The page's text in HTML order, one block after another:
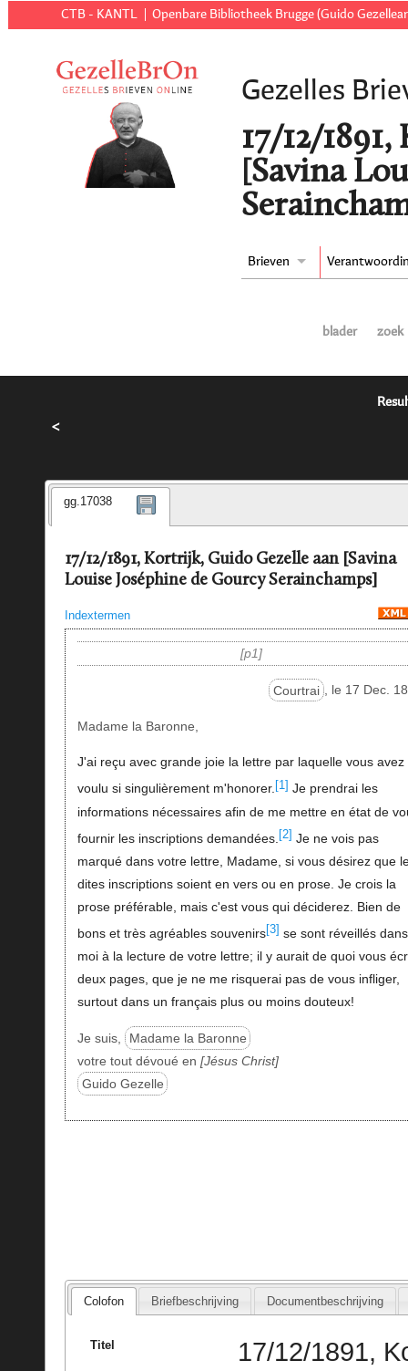
CTB - KANTL Openbare Bibliotheek Brugge (Guido
Gezelles
17/12/
[Savina
Brieven
blader zoek
<
gg.17038
17/12/1891, Kortrijk, Guido Gezelle aan [Savina
Louise Joséphine de Gourcy Serainchamps]
Indextermen
p1
Courtrai , le 17 Dec.
Madame la Baronne,
J'ai reçu avec grande joie la lettre par laquelle vous avez
voulu si singulièrement m'honorer. [1] Je prendrai les
informations nécessaires afin de me mettre en état de
fournir les inscriptions demandées. [2] Je ne vois pas
marqué dans votre lettre, Madame, si vous désirez que
dites inscriptions soient en vers ou en prose. Je crois la
prose préférable, mais c'est vous qui déciderez. Bien de
bons et très agréables souvenirs[3] se sont réveillés dans
moi à la lecture de votre lettre; il y aurait de quoi vous
deux pages, que je ne me risquerai pas de vous infliger,
surtout dans un français plus ou moins douteux!
Je suis,
Madame la Baronne
votre tout dévoué en Jésus Christ
Guido Gezelle
Colofon Briefbeschrijving Documentbeschrijving
Titel
17/12/1891,